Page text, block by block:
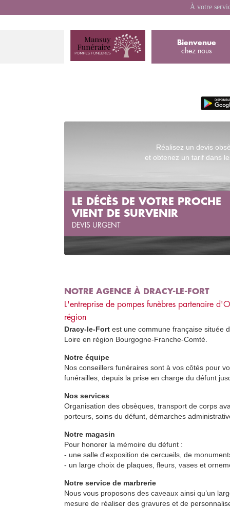
À votre
Bienvenue
chez nous
Réalisez un devis
et obtenez un tarif dans
LE DÉCÈS DE VOTRE PROCHE
VIENT DE SURVENIR
DEVIS URGENT
NOTRE AGENCE À DRACY-LE-FORT
L'entreprise de pompes funèbres partenaire d'
région
Dracy-le-Fort est une commune française située
Loire en région Bourgogne-Franche-Comté.
Notre équipe
Nos conseillers funéraires sont à vos côtés pour
funérailles, depuis la prise en charge du défunt
Nos services
Organisation des obsèques, transport de corps
porteurs, soins du défunt, démarches
Notre magasin
Pour honorer la mémoire du défunt :
- une salle d'exposition de cercueils, de
- un large choix de plaques, fleurs, vases et
Notre service de marbrerie
Nous vous proposons des caveaux ainsi qu’un
mesure de réaliser des gravures et de